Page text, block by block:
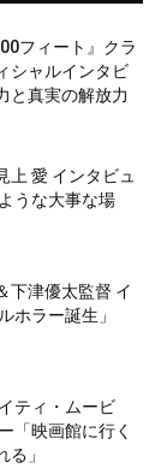
フィート』クラ
シャルインタビ
と真実の解放力
上 愛 インタビュ
うな大事な場
下津優太監督 イ
ホラー誕生」
ティ・ムービ
「映画館に行く
」